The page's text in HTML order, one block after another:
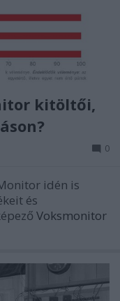
kitöltői,
0
idén is
és
Voksmonitor